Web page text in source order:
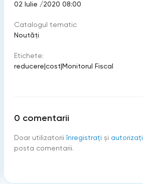
02 Iulie /2020 08:00
Catalogul tematic
Noutăți
Etichete:
reducere|cost|Monitorul Fiscal
0 comentarii
Doar utilizatorii înregistraţi şi autorizați
posta comentarii.